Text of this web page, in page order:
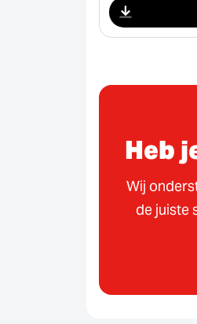
Heb
Wij
de juiste